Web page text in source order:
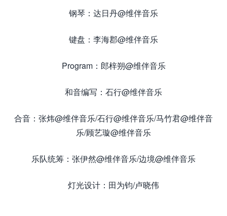
钢琴：达日丹@维伴音乐
键盘：李海郡@维伴音乐
Program：郎梓朔@维伴音乐
和音编写：石行@维伴音乐
合音：张炜@维伴音乐/石行@维伴音乐/马竹君@维伴音
乐/顾艺璇@维伴音乐
乐队统筹：张伊然@维伴音乐/边境@维伴音乐
灯光设计：田为钧/卢晓伟